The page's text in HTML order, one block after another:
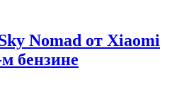
Nomad от Xiaomi
бензине